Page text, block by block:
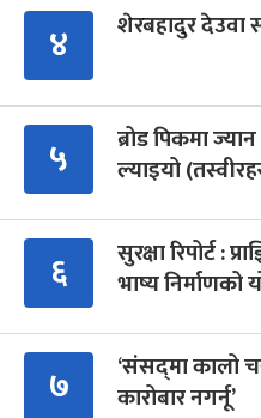
४ शेरबहादुर देउवा
५
ब्रोड पिकमा
ल्याइयो
६
सुरक्षा रिपोर्ट :
भाष्य निर्माणको
७
‘संसद्‍मा कालो
कारोबार नगर्नू’